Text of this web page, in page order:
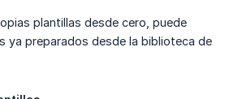
plantillas desde cero, puede
ya preparados desde la biblioteca de